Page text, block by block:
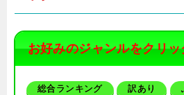
お好みのジャンルをクリッ
総合ランキング 訳あり